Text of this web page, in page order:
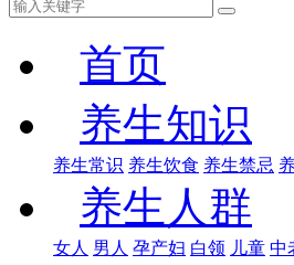
首页
养生知识
养生常识 养生饮食 养生禁忌
养生人群
女人 男人 孕产妇 白领 儿童 中